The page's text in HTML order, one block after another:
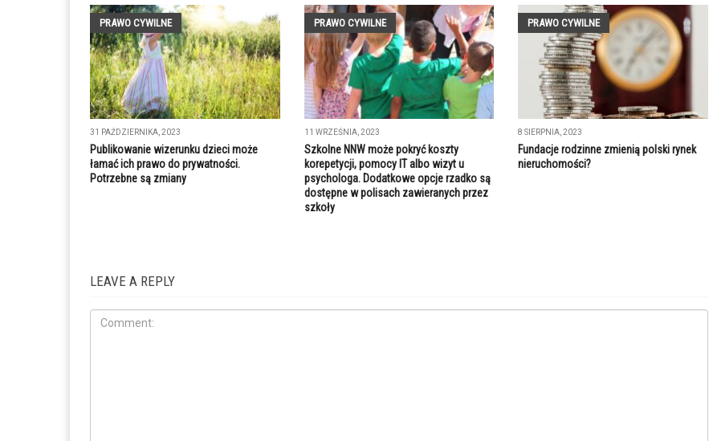
PRAWO CYWILNE
31 PAŹDZIERNIKA, 2023
Publikowanie wizerunku dzieci może
łamać ich prawo do prywatności.
Potrzebne są zmiany
PRAWO CYWILNE
11 WRZEŚNIA, 2023
Szkolne NNW może pokryć koszty
korepetycji, pomocy IT albo wizyt u
psychologa. Dodatkowe opcje rzadko są
dostępne w polisach zawieranych przez
szkoły
PRAWO CYWILNE
8 SIERPNIA, 2023
Fundacje rodzinne zmienią polski rynek
nieruchomości?
LEAVE A REPLY